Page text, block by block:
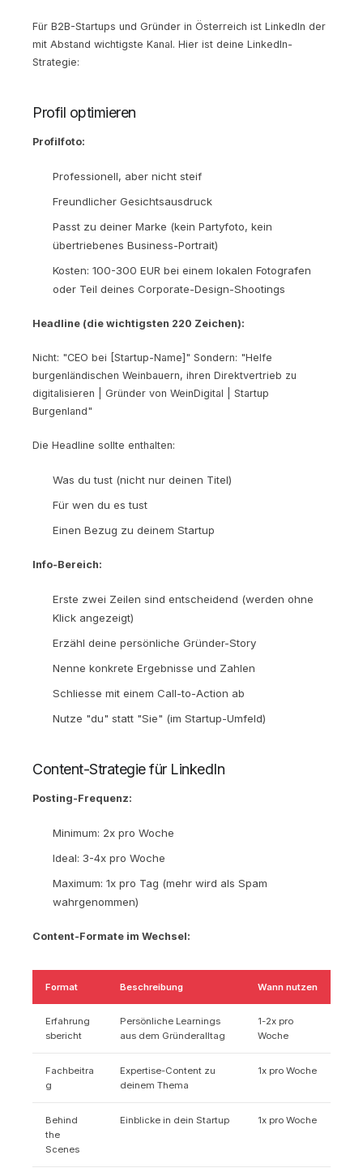
Für B2B-Startups und Gründer in Österreich ist LinkedIn der
mit Abstand wichtigste Kanal. Hier ist deine LinkedIn-
Strategie:
Profil optimieren
Profilfoto:
Professionell, aber nicht steif
Freundlicher Gesichtsausdruck
Passt zu deiner Marke (kein Partyfoto, kein
übertriebenes Business-Portrait)
Kosten: 100-300 EUR bei einem lokalen Fotografen
oder Teil deines Corporate-Design-Shootings
Headline (die wichtigsten 220 Zeichen):
Nicht: "CEO bei [Startup-Name]" Sondern: "Helfe
burgenländischen Weinbauern, ihren Direktvertrieb zu
digitalisieren | Gründer von WeinDigital | Startup
Burgenland"
Die Headline sollte enthalten:
Was du tust (nicht nur deinen Titel)
Für wen du es tust
Einen Bezug zu deinem Startup
Info-Bereich:
Erste zwei Zeilen sind entscheidend (werden ohne
Klick angezeigt)
Erzähl deine persönliche Gründer-Story
Nenne konkrete Ergebnisse und Zahlen
Schliesse mit einem Call-to-Action ab
Nutze "du" statt "Sie" (im Startup-Umfeld)
Content-Strategie für LinkedIn
Posting-Frequenz:
Minimum: 2x pro Woche
Ideal: 3-4x pro Woche
Maximum: 1x pro Tag (mehr wird als Spam
wahrgenommen)
Content-Formate im Wechsel:
Format Beschreibung Wann nutzen
Erfahrung
sbericht
Persönliche Learnings
aus dem Gründeralltag
1-2x pro
Woche
Fachbeitra
g
Expertise-Content zu
deinem Thema
1x pro Woche
Behind
the
Scenes
Einblicke in dein Startup 1x pro Woche